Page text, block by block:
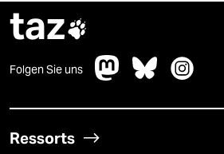
taz
Folgen Sie uns
Ressorts